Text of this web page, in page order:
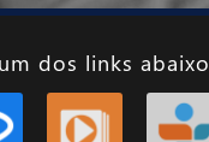
dos links abaixo